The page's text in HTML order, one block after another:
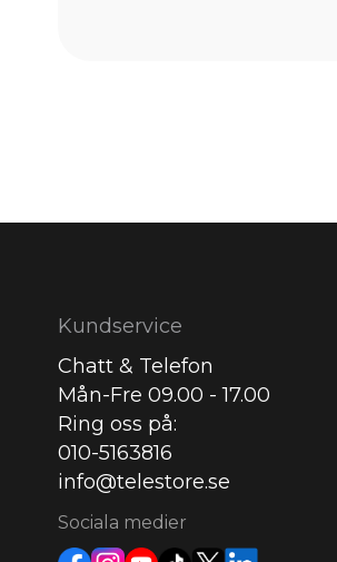
Kundservice
Chatt & Telefon
Mån-Fre 09.00 - 17.00
Ring oss på:
010-5163816
info@telestore.se
Sociala medier